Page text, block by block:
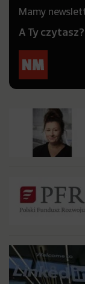
Mamy
A Ty czytasz?